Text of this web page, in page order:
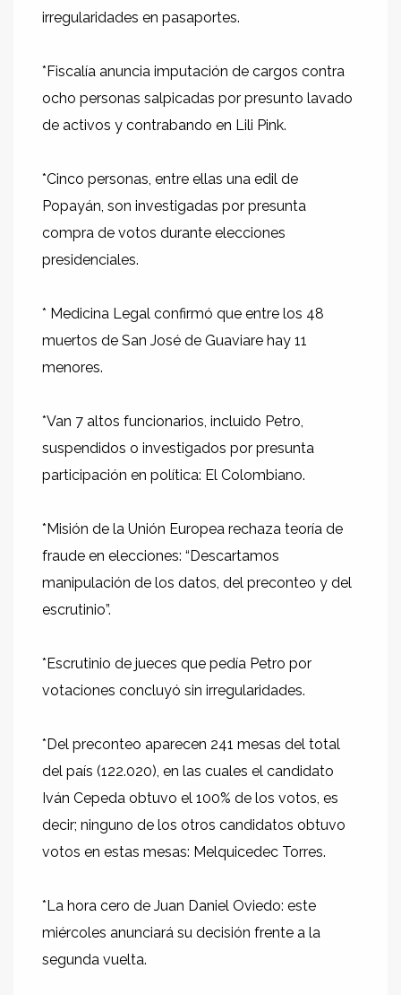
irregularidades en pasaportes.
*Fiscalía anuncia imputación de cargos contra
ocho personas salpicadas por presunto lavado
de activos y contrabando en Lili Pink.
*Cinco personas, entre ellas una edil de
Popayán, son investigadas por presunta
compra de votos durante elecciones
presidenciales.
* Medicina Legal confirmó que entre los 48
muertos de San José de Guaviare hay 11
menores.
*Van 7 altos funcionarios, incluido Petro,
suspendidos o investigados por presunta
participación en política: El Colombiano.
*Misión de la Unión Europea rechaza teoría de
fraude en elecciones: “Descartamos
manipulación de los datos, del preconteo y del
escrutinio”.
*Escrutinio de jueces que pedía Petro por
votaciones concluyó sin irregularidades.
*Del preconteo aparecen 241 mesas del total
del país (122.020), en las cuales el candidato
Iván Cepeda obtuvo el 100% de los votos, es
decir; ninguno de los otros candidatos obtuvo
votos en estas mesas: Melquicedec Torres.
*La hora cero de Juan Daniel Oviedo: este
miércoles anunciará su decisión frente a la
segunda vuelta.